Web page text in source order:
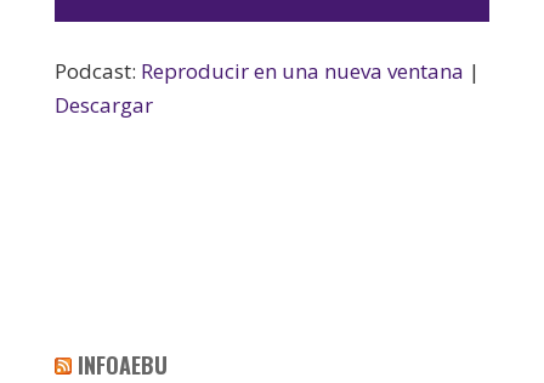
Podcast: Reproducir en una nueva ventana |
Descargar
INFOAEBU